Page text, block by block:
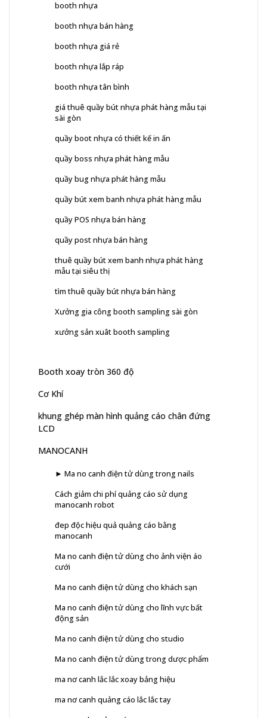
booth nhựa
booth nhựa bán hàng
booth nhựa giá rẻ
booth nhựa lắp ráp
booth nhựa tân bình
giá thuê quầy bút nhựa phát hàng mẫu tại
sài gòn
quầy boot nhựa có thiết kế in ấn
quầy boss nhựa phát hàng mẫu
quầy bug nhựa phát hàng mẫu
quầy bút xem banh nhựa phát hàng mẫu
quầy POS nhựa bán hàng
quầy post nhựa bán hàng
thuê quầy bút xem banh nhựa phát hàng
mẫu tại siêu thị
tìm thuê quầy bút nhựa bán hàng
Xưởng gia công booth sampling sài gòn
xưởng sản xuât booth sampling
Booth xoay tròn 360 độ
Cơ Khí
khung ghép màn hình quảng cáo chân đứng
LCD
MANOCANH
► Ma no canh điện tử dùng trong nails
Cách giảm chi phí quảng cáo sử dụng
manocanh robot
đep độc hiệu quả quảng cáo bằng
manocanh
Ma no canh điện tử dùng cho ảnh viện áo
cưới
Ma no canh điện tử dùng cho khách sạn
Ma no canh điện tử dùng cho lĩnh vực bất
động sản
Ma no canh điện tử dùng cho studio
Ma no canh điện tử dùng trong dược phẩm
ma nơ canh lắc lắc xoay bảng hiệu
ma nơ canh quảng cáo lắc lắc tay